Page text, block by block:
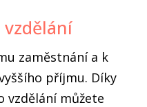
zaměstnání a k
příjmu. Díky
vzdělání můžete